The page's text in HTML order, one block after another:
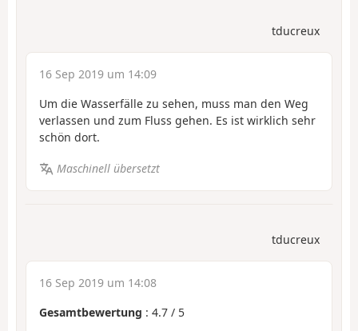
tducreux
16 Sep 2019 um 14:09
Um die Wasserfälle zu sehen, muss man den Weg
verlassen und zum Fluss gehen. Es ist wirklich sehr
schön dort.
Maschinell übersetzt
tducreux
16 Sep 2019 um 14:08
Gesamtbewertung : 4.7 / 5